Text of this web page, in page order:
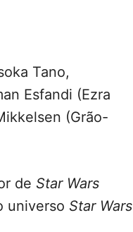
Tano,
Esfandi (Ezra
(Grão-
de Star Wars
universo Star Wars